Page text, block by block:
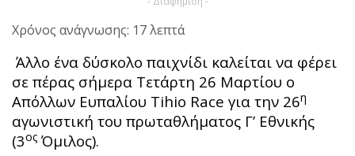
Χρόνος ανάγνωσης: 17 λεπτά
Άλλο ένα δύσκολο παιχνίδι καλείται να φέρει
σε πέρας σήμερα Τετάρτη 26 Μαρτίου ο
Απόλλων Ευπαλίου Tihio Race για την 26η
αγωνιστική του πρωταθλήματος Γ’ Εθνικής
(3ος Όμιλος).